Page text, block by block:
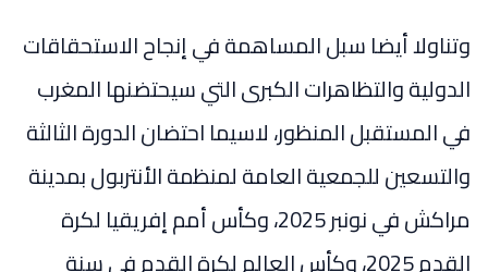
وتناولا أيضا سبل المساهمة في إنجاح الاستحقاقات
الدولية والتظاهرات الكبرى التي سيحتضنها المغرب
في المستقبل المنظور، لاسيما احتضان الدورة الثالثة
والتسعين للجمعية العامة لمنظمة الأنتربول بمدينة
مراكش في نونبر 2025، وكأس أمم إفريقيا لكرة
القدم 2025، وكأس العالم لكرة القدم في سنة